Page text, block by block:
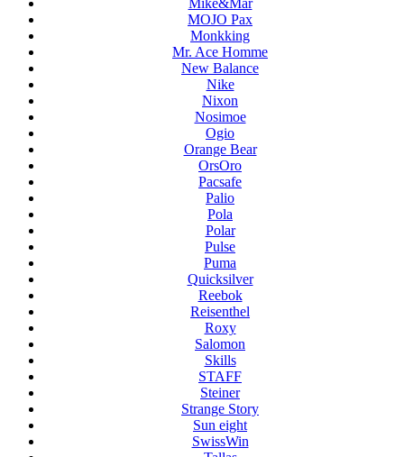
MOJO Pax
Monkking
Mr. Ace Homme
New Balance
Nike
Nixon
Nosimoe
Ogio
Orange Bear
OrsOro
Pacsafe
Palio
Pola
Polar
Pulse
Puma
Quicksilver
Reebok
Reisenthel
Roxy
Salomon
Skills
STAFF
Steiner
Strange Story
Sun eight
SwissWin